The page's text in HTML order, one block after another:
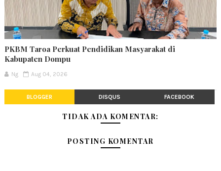
PKBM Taroa Perkuat Pendidikan Masyarakat di
Kabupaten Dompu
Ng Aug 04, 2026
BLOGGER DISQUS FACEBOOK
TIDAK ADA KOMENTAR:
POSTING KOMENTAR